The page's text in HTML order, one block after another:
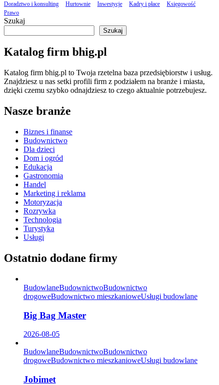
Doradztwo i konsulting Hurtownie Inwestycje Kadry i płace
Księgowość
Prawo
Szukaj
Szukaj
Katalog firm bhig.pl
Katalog firm bhig.pl to Twoja rzetelna baza przedsiębiorstw i usług.
Znajdziesz u nas setki profili firm z podziałem na branże i miasta,
dzięki czemu szybko odnajdziesz to czego aktualnie potrzebujesz.
Nasze branże
Biznes i finanse
Budownictwo
Dla dzieci
Dom i ogród
Edukacja
Gastronomia
Handel
Marketing i reklama
Motoryzacja
Rozrywka
Technologia
Turystyka
Usługi
Ostatnio dodane firmy
BudowlaneBudownictwoBudownictwo
drogoweBudownictwo mieszkanioweUsługi budowlane
Big Bag Master
2026-08-05
BudowlaneBudownictwoBudownictwo
drogoweBudownictwo mieszkanioweUsługi budowlane
Jobimet